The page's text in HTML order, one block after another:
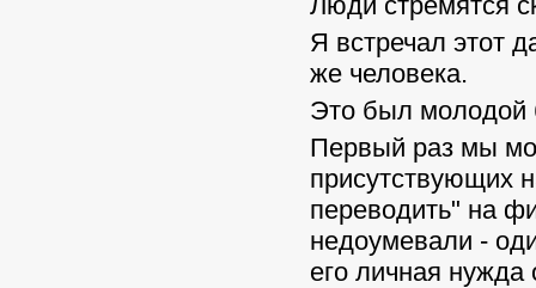
Я встречал этот
же человека.
Это был молодой
Первый раз мы
присутствующих
переводить" на
недоумевали -
его личная